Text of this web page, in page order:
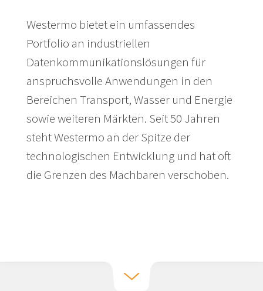
Westermo bietet ein umfassendes
Portfolio an industriellen
Datenkommunikationslösungen für
anspruchsvolle Anwendungen in den
Bereichen Transport, Wasser und Energie
sowie weiteren Märkten. Seit 50 Jahren
steht Westermo an der Spitze der
technologischen Entwicklung und hat oft
die Grenzen des Machbaren verschoben.